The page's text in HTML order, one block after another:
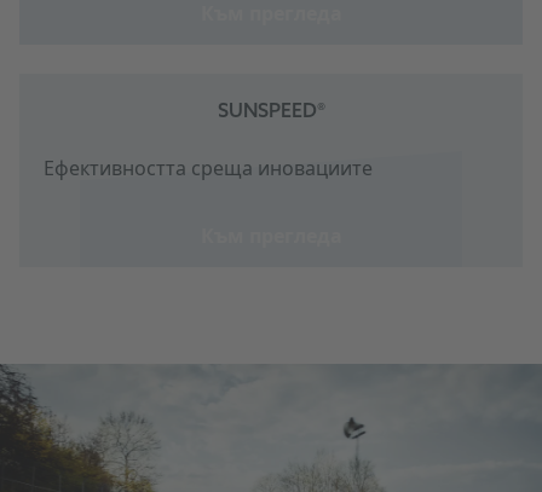
SUNSPEED®
Ефективността среща иновациите